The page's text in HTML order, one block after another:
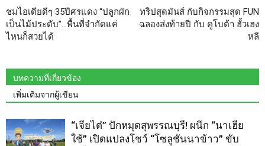
ชมไอเดียดีๆ 35ปีศรแดง “ปลูกผัก
เป็นไม้ประดับ”…พื้นที่จำกัดแค่
ไหนก็สวยได้
ทริปสุดมันส์ กับกิจกรรมสุด FUN
ฉลองส่งท้ายปี กับ คูโบต้า ฮั้วเฮง
หลี
บทความที่เกี่ยวข้อง
เพิ่มเติมจากผู้เขียน
“เจียไต๋” ปักหมุดสุพรรณบุรี! ผนึก “นาเฮีย
ใช้” เปิดแปลงโชว์ “โซลูชันนาข้าว” ขับ